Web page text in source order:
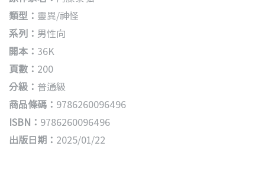
類型： 靈異/神怪
系列： 男性向
開本： 36K
頁數： 200
分級： 普通級
商品條碼： 9786260096496
ISBN： 9786260096496
出版日期： 2025/01/22